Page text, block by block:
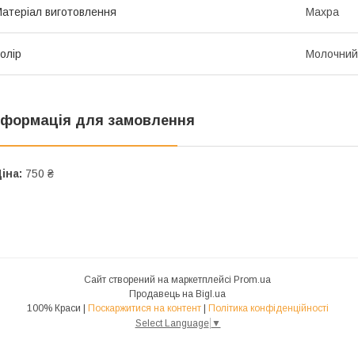
виготовлення Махра
Молочний
для замовлення
750 ₴
Сайт створений на маркетплейсі Prom.ua
Продавець на Bigl.ua
100% Краси | Поскаржитися на контент | Політика конфіденційності
Select Language ▼